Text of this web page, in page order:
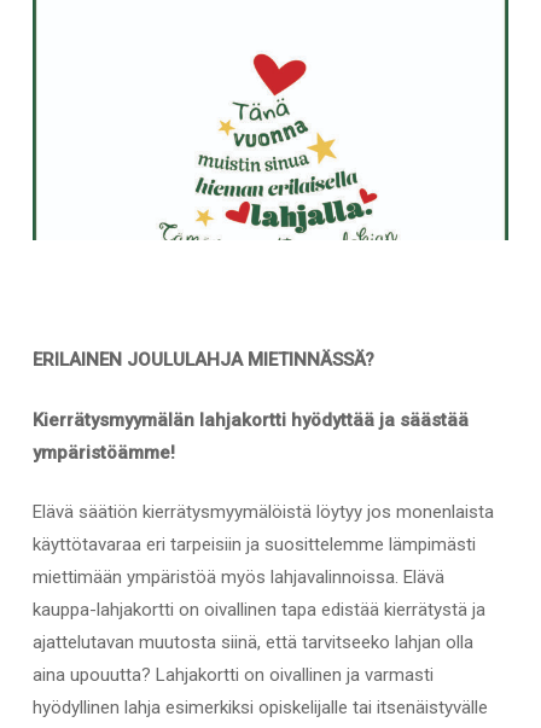
ERILAINEN JOULULAHJA MIETINNÄSSÄ?
Kierrätysmyymälän lahjakortti hyödyttää ja säästää
ympäristöämme!
Elävä säätiön kierrätysmyymälöistä löytyy jos monenlaista
käyttötavaraa eri tarpeisiin ja suosittelemme lämpimästi
miettimään ympäristöä myös lahjavalinnoissa. Elävä
kauppa-lahjakortti on oivallinen tapa edistää kierrätystä ja
ajattelutavan muutosta siinä, että tarvitseeko lahjan olla
aina upouutta? Lahjakortti on oivallinen ja varmasti
hyödyllinen lahja esimerkiksi opiskelijalle tai itsenäistyvälle